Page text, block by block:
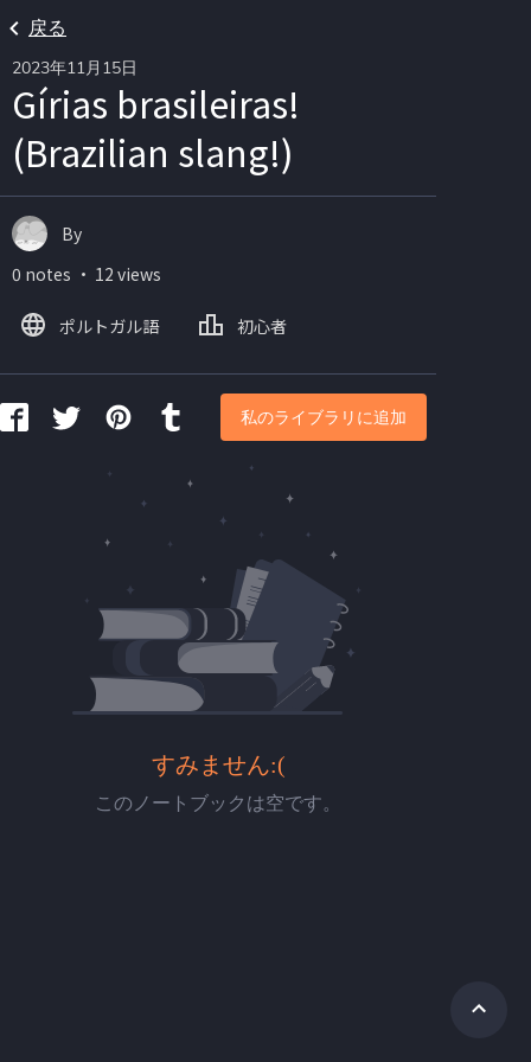
戻る
2023年11月15日
Gírias brasileiras!
(Brazilian slang!)
すみません:(
このノートブックは空です。
By
0 notes ・ 12 views
ポルトガル語 初心者
私のライブラリに追加